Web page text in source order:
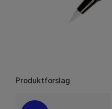
Produktforslag